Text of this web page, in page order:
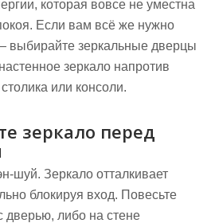
которая вовсе не уместна
Если вам всё же нужно
выбирайте зеркальные дверцы
зеркало напротив
или консоли.
зеркало перед
шуй. Зеркало отталкивает
блокируя вход. Повесьте
дверью, либо на стене